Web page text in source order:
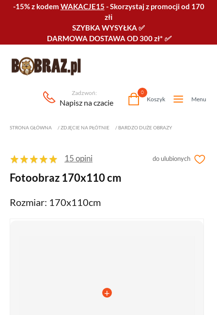
-15% z kodem WAKACJE15 -Skorzystaj z promocji od 170
złℹ️
SZYBKA WYSYŁKA ✅
DARMOWA DOSTAWA OD 300 zł* ✅
Zadzwoń:
Napisz na czacie Koszyk
0
Menu
STRONA GŁÓWNA /ZDJĘCIE NA PŁÓTNIE / BARDZO DUŻE OBRAZY
do ulubionych
15 opini
Fotoobraz 170x110 cm
Rozmiar: 170x110cm